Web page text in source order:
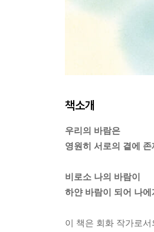
책소개
우리의 바람은
영원히 서로의 곁에 존
비로소 나의 바람이
하얀 바람이 되어 나에
이 책은 회화 작가로